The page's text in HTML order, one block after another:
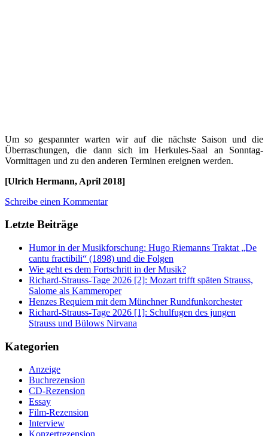
Um so gespannter warten wir auf die nächste Saison und die
Überraschungen, die dann sich im Herkules-Saal an Sonntag-
Vormittagen und zu den anderen Terminen ereignen werden.
[Ulrich Hermann, April 2018]
Schreibe einen Kommentar
Letzte Beiträge
Humor in der Musikforschung: Hugo Riemanns Traktat „De
cantu fractibili“ (1898) und die Folgen
Wie geht es dem Fortschritt in der Musik?
Richard-Strauss-Tage 2026 [2]: Mozart trifft späten Strauss,
Salome als Kammeroper
Henzes Requiem mit dem Münchner Rundfunkorchester
Richard-Strauss-Tage 2026 [1]: Schulfugen des jungen
Strauss und Bülows Nirvana
Kategorien
Anzeige
Buchrezension
CD-Rezension
Essay
Film-Rezension
Interview